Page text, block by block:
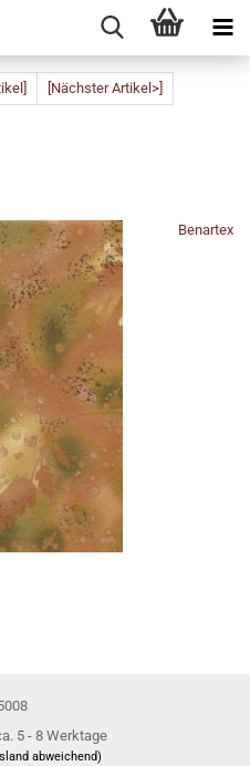
[Nächster Artikel>]
Benartex
5 - 8 Werktage
abweichend)